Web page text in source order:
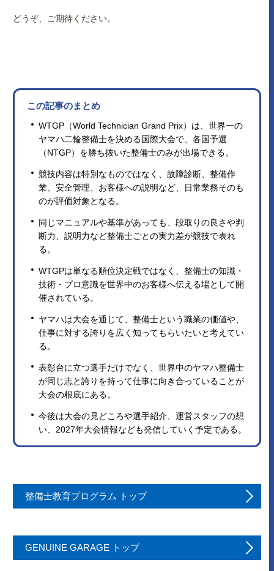
どうぞ、ご期待ください。
この記事のまとめ
WTGP（World Technician Grand Prix）は、世界一の
ヤマハ二輪整備士を決める国際大会で、各国予選
（NTGP）を勝ち抜いた整備士のみが出場できる。
競技内容は特別なものではなく、故障診断、整備作
業、安全管理、お客様への説明など、日常業務そのも
のが評価対象となる。
同じマニュアルや基準があっても、段取りの良さや判
断力、説明力など整備士ごとの実力差が競技で表れ
る。
WTGPは単なる順位決定戦ではなく、整備士の知識・
技術・プロ意識を世界中のお客様へ伝える場として開
催されている。
ヤマハは大会を通じて、整備士という職業の価値や、
仕事に対する誇りを広く知ってもらいたいと考えてい
る。
表彰台に立つ選手だけでなく、世界中のヤマハ整備士
が同じ志と誇りを持って仕事に向き合っていることが
大会の根底にある。
今後は大会の見どころや選手紹介、運営スタッフの想
い、2027年大会情報なども発信していく予定である。
整備士教育プログラム トップ
GENUINE GARAGE トップ